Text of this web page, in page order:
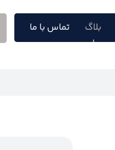
بلاگ تماس با ما